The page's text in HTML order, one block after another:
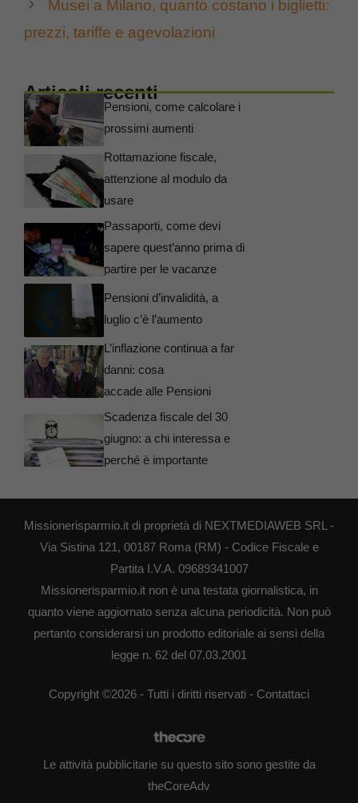
Musei a Milano, quanto costano i biglietti:
prezzi, tariffe e agevolazioni
Articoli recenti
Pensioni, come calcolare i
prossimi aumenti
Rottamazione fiscale,
attenzione al modulo da
usare
Passaporti, come devi
sapere quest’anno prima di
partire per le vacanze
Pensioni d’invalidità, a
luglio c’è l’aumento
L’inflazione continua a far
danni: cosa
accade alle Pensioni
Scadenza fiscale del 30
giugno: a chi interessa e
perché è importante
Missionerisparmio.it di proprietà di NEXTMEDIAWEB SRL -
Via Sistina 121, 00187 Roma (RM) - Codice Fiscale e
Partita I.V.A. 09689341007
Missionerisparmio.it non è una testata giornalistica, in
quanto viene aggiornato senza alcuna periodicità. Non può
pertanto considerarsi un prodotto editoriale ai sensi della
legge n. 62 del 07.03.2001
Copyright ©2026 - Tutti i diritti riservati - Contattaci
Le attività pubblicitarie su questo sito sono gestite da
theCoreAdv